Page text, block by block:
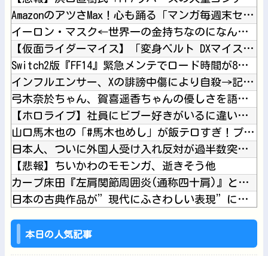
AmazonのアツさMax！心も踊る「マンガ毎週末セール（5...
イーロン・マスク←世界一の金持ちなのになんかあんまり「羨まし...
【仮面ライダーマイス】「変身ベルト DXマイスドライバー」ほ...
Switch2版『FF14』緊急メンテでロード時間が8秒から...
インフルエンサー、Xの誹謗中傷により自殺→記者「これ、インプ...
弓木奈於ちゃん、賀喜遥香ちゃんの優しさを語る！！！【乃木坂4...
【ホロライブ】社員にビブー好きがいるに違いない（確信他
山口馬木也の「#馬木也めし」が飯テロすぎ！プロ顔負けの手料理...
日本人、ついに外国人受け入れ反対が過半数突破ｗｗｗ他
【悲報】ちいかわのモモンガ、逝きそう他
カープ床田『左肩関節周囲炎(通称四十肩)』との診断。最短での...
日本の古典作品が”現代にふさわしい表現”に強制変更される事態...
本日の人気記事